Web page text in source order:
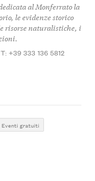
al Monferrato la
le evidenze storico
risorse naturalistiche, i
T: +39 333 136 5812
Eventi gratuiti